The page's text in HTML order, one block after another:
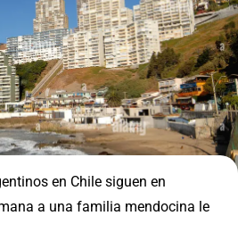
en Chile siguen en
a una familia mendocina le